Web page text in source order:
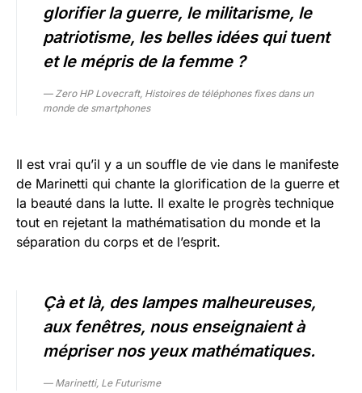
glorifier la guerre, le militarisme, le
patriotisme, les belles idées qui tuent
et le mépris de la femme ?
— Zero HP Lovecraft, Histoires de téléphones fixes dans un
monde de smartphones
Il est vrai qu’il y a un souffle de vie dans le manifeste
de Marinetti qui chante la glorification de la guerre et
la beauté dans la lutte. Il exalte le progrès technique
tout en rejetant la mathématisation du monde et la
séparation du corps et de l’esprit.
Çà et là, des lampes malheureuses,
aux fenêtres, nous enseignaient à
mépriser nos yeux mathématiques.
— Marinetti, Le Futurisme